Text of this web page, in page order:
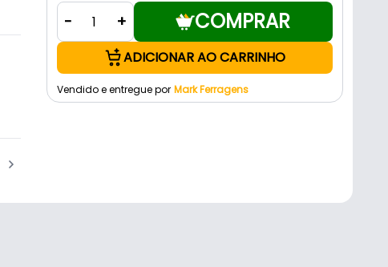
- + COMPRAR
ADICIONAR AO CARRINHO
Vendido e entregue por Mark Ferragens